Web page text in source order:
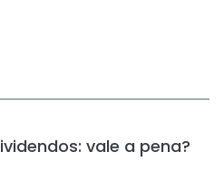
vale a pena?